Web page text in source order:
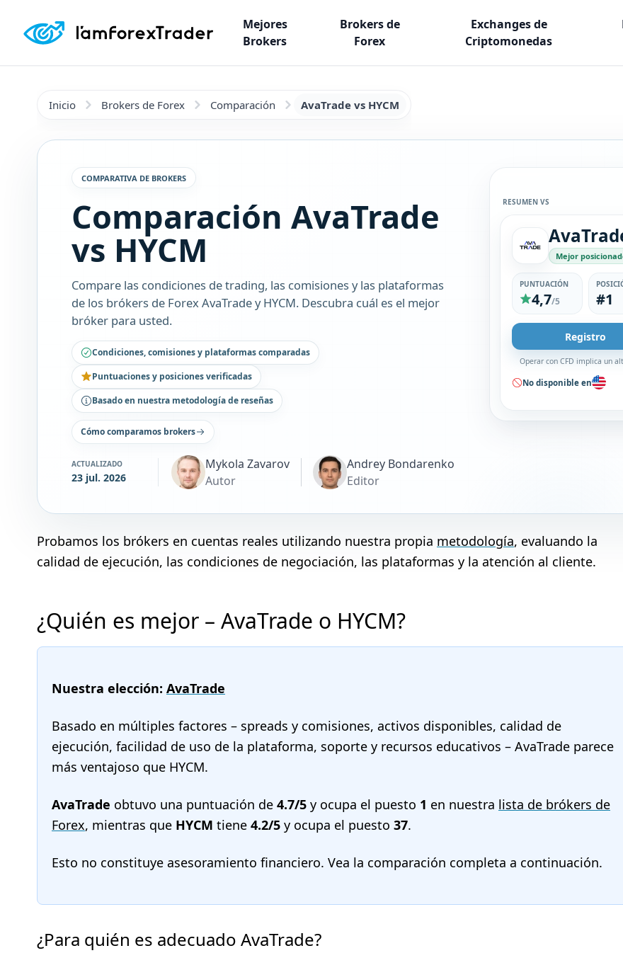
Mejores
Brokers
Brokers de
Forex
Exchanges de
Criptomonedas
Inicio Brokers de Forex Comparación AvaTrade vs HYCM
COMPARATIVA DE BROKERS
Comparación AvaTrade
vs HYCM
Compare las condiciones de trading, las comisiones y las plataformas
de los brókers de Forex AvaTrade y HYCM. Descubra cuál es el mejor
bróker para usted.
RESUMEN VS
Mejor
PUNTUACIÓN
4,7/5 #1
Registro
Operar con CFD implica un
No disponible en
Condiciones, comisiones y plataformas comparadas
Puntuaciones y posiciones verificadas
Basado en nuestra metodología de reseñas
Cómo comparamos brokers
ACTUALIZADO
23 jul. 2026
Mykola Zavarov
Autor
Andrey Bondarenko
Editor
Probamos los brókers en cuentas reales utilizando nuestra propia metodología, evaluando la
calidad de ejecución, las condiciones de negociación, las plataformas y la atención al cliente.
¿Quién es mejor – AvaTrade o HYCM?
Nuestra elección: AvaTrade
Basado en múltiples factores – spreads y comisiones, activos disponibles, calidad de
ejecución, facilidad de uso de la plataforma, soporte y recursos educativos – AvaTrade parece
más ventajoso que HYCM.
AvaTrade obtuvo una puntuación de 4.7/5 y ocupa el puesto 1 en nuestra lista de brókers de
Forex, mientras que HYCM tiene 4.2/5 y ocupa el puesto 37.
Esto no constituye asesoramiento financiero. Vea la comparación completa a continuación.
¿Para quién es adecuado AvaTrade?